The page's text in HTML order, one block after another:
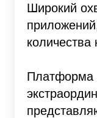
Широкий
количества
Платформа